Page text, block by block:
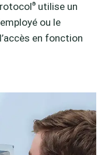
® utilise un
ou le
en fonction